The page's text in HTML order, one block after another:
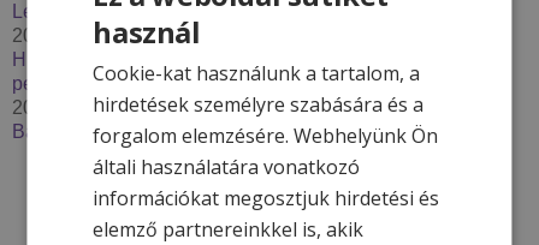
Lendava***
2025. december 2.
Húzzon korit, pattanjon szánkóra – Élje át a tél minden
percét a Hotel & More szállodákkal
2025. szeptember 29.
Bakancslistás túrázóhelyek Magyarországon
használ
Cookie-kat használunk a tartalom, a
hirdetések személyre szabására és a
forgalom elemzésére. Webhelyünk Ön
általi használatára vonatkozó
információkat megosztjuk hirdetési és
elemző partnereinkkel is, akik